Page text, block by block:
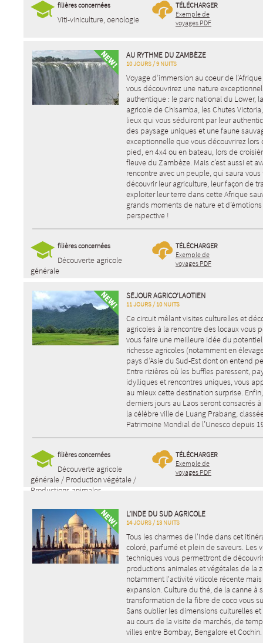
filières concernées
Viti-viniculture, oenologie
TÉLÉCHARGER
Exemple de
voyages PDF
AU RYTHME DU ZAMBÈZE
10 JOURS / 9 NUITS
Voyage d’immersion au coeur de
vous découvrirez une nature
authentique : le parc national du Lower,
agricole de Chisamba, les Chutes
lieux qui vous séduiront par leur
des paysage uniques et une faune
exceptionnelle que vous découvrirez lors
pied, en 4x4 ou en bateau, lors de
fleuve du Zambèze. Mais c’est aussi et
rencontre avec un peuple, qui saura vous
découvrir leur agriculture, leur façon de
exploiter leur terre dans cette Afrique
grands moments de nature et
perspective !
filières concernées
Découverte agricole
générale
TÉLÉCHARGER
Exemple de
voyages PDF
SÉJOUR AGRICO’LAOTIEN
11 JOURS / 10 NUITS
Ce circuit mêlant visites culturelles et
agricoles à la rencontre des locaux vous
vous faire une meilleure idée du
richesse agricoles (notamment en
pays d’Asie du Sud-Est dont on entend
Entre rizières où les buffles paressent,
idylliques et rencontres uniques, vous
au mieux cette destination surprise.
derniers jours au Laos seront consacrés
la célèbre ville de Luang Prabang,
Patrimoine Mondial de l’Unesco depuis
filières concernées
Découverte agricole
générale / Production végétale /
Productions animales
TÉLÉCHARGER
Exemple de
voyages PDF
L’INDE DU SUD AGRICOLE
14 JOURS / 13 NUITS
Tous les charmes de l'Inde dans cet
coloré, parfumé et plein de saveurs. Les
techniques vous permettront de
productions animales et végétales de la
notamment l'activité viticole récente
expansion. Culture du thé, de la canne à
transformation de la fibre de coco vous
Sans oublier les dimensions culturelles
au cours de la visite de marchés, de
villes entre Bombay, Bengalore et Cochin.